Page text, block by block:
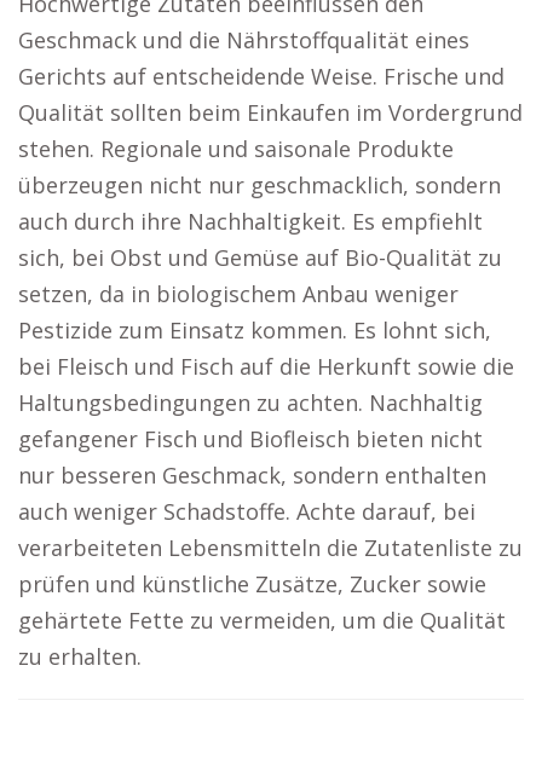
Geschmack und die Nährstoffqualität eines
Gerichts auf entscheidende Weise. Frische und
Qualität sollten beim Einkaufen im Vordergrund
stehen. Regionale und saisonale Produkte
überzeugen nicht nur geschmacklich, sondern
auch durch ihre Nachhaltigkeit. Es empfiehlt
sich, bei Obst und Gemüse auf Bio-Qualität zu
setzen, da in biologischem Anbau weniger
Pestizide zum Einsatz kommen. Es lohnt sich,
bei Fleisch und Fisch auf die Herkunft sowie die
Haltungsbedingungen zu achten. Nachhaltig
gefangener Fisch und Biofleisch bieten nicht
nur besseren Geschmack, sondern enthalten
auch weniger Schadstoffe. Achte darauf, bei
verarbeiteten Lebensmitteln die Zutatenliste zu
prüfen und künstliche Zusätze, Zucker sowie
gehärtete Fette zu vermeiden, um die Qualität
zu erhalten.